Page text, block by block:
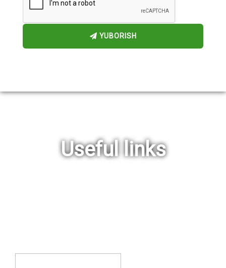
YUBORISH
Useful links